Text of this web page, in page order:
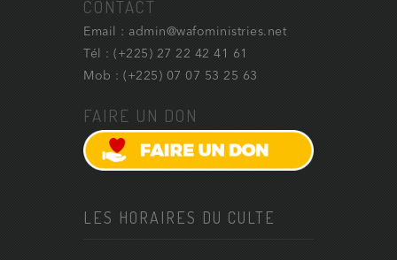
CONTACT
Email : admin@wafoministries.net
Tél : (+225) 27 22 42 41 61
Mob : (+225) 07 07 53 25 63
FAIRE UN DON
LES HORAIRES DU CULTE